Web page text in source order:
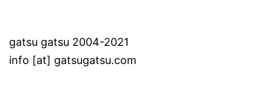
gatsu gatsu 2004-2021
info [at] gatsugatsu.com